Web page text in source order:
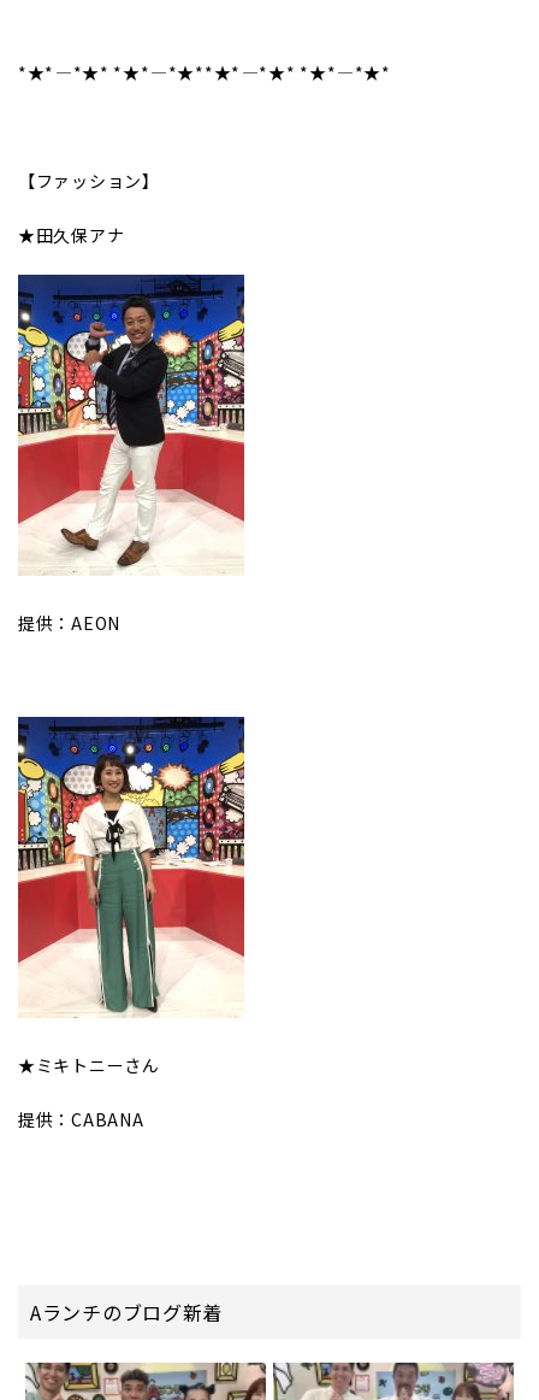
*★*――――*★* *★*――――*★**★*――――*★* *★*――――*★*
【ファッション】
★田久保アナ
提供：AEON
★ミキトニーさん
提供：CABANA
Aランチのブログ新着